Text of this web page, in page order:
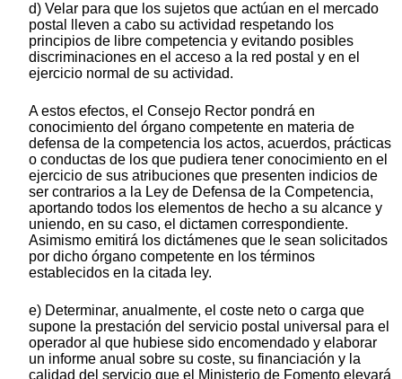
d) Velar para que los sujetos que actúan en el mercado
postal lleven a cabo su actividad respetando los
principios de libre competencia y evitando posibles
discriminaciones en el acceso a la red postal y en el
ejercicio normal de su actividad.
A estos efectos, el Consejo Rector pondrá en
conocimiento del órgano competente en materia de
defensa de la competencia los actos, acuerdos, prácticas
o conductas de los que pudiera tener conocimiento en el
ejercicio de sus atribuciones que presenten indicios de
ser contrarios a la Ley de Defensa de la Competencia,
aportando todos los elementos de hecho a su alcance y
uniendo, en su caso, el dictamen correspondiente.
Asimismo emitirá los dictámenes que le sean solicitados
por dicho órgano competente en los términos
establecidos en la citada ley.
e) Determinar, anualmente, el coste neto o carga que
supone la prestación del servicio postal universal para el
operador al que hubiese sido encomendado y elaborar
un informe anual sobre su coste, su financiación y la
calidad del servicio que el Ministerio de Fomento elevará